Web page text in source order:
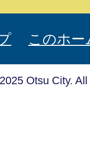
このホ
Otsu City.